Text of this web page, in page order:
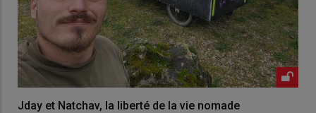
Jday et Natchav, la liberté de la vie nomade